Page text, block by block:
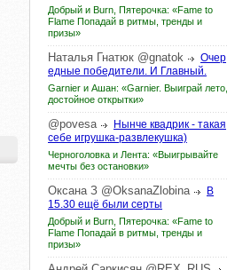
Добрый и Burn, Пятерочка: «Fame to
Flame Попадай в ритмы, тренды и
призы»
Наталья Гнатюк @gnatok
Очер
едные победители. И Главный.
Garnier и Ашан: «Garnier. Выиграй лето,
достойное открытки»
@povesa
Нынче квадрик - такая
себе игрушка-развлекушка)
Черноголовка и Лента: «Выигрывайте
мечты без остановки»
Оксана З @OksanaZlobina
В
15.30 ещё были серты
Добрый и Burn, Пятерочка: «Fame to
Flame Попадай в ритмы, тренды и
призы»